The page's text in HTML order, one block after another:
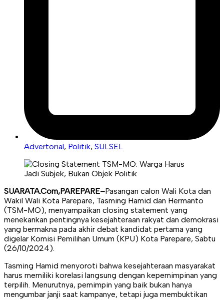
Advertorial, Politik, SULSEL
SUARATA.Com,PAREPARE–Pasangan calon Wali Kota dan
Wakil Wali Kota Parepare, Tasming Hamid dan Hermanto
(TSM-MO), menyampaikan closing statement yang
menekankan pentingnya kesejahteraan rakyat dan demokrasi
yang bermakna pada akhir debat kandidat pertama yang
digelar Komisi Pemilihan Umum (KPU) Kota Parepare, Sabtu
(26/10/2024).
Tasming Hamid menyoroti bahwa kesejahteraan masyarakat
harus memiliki korelasi langsung dengan kepemimpinan yang
terpilih. Menurutnya, pemimpin yang baik bukan hanya
mengumbar janji saat kampanye, tetapi juga membuktikan